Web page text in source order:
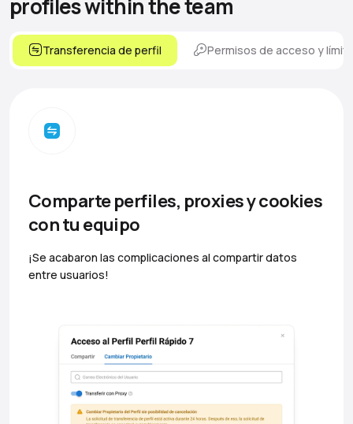
profiles within the team
Transferencia de perfil Permisos de acceso y
Comparte perfiles, proxies y cookies
con tu equipo
¡Se acabaron las complicaciones al compartir datos
entre usuarios!